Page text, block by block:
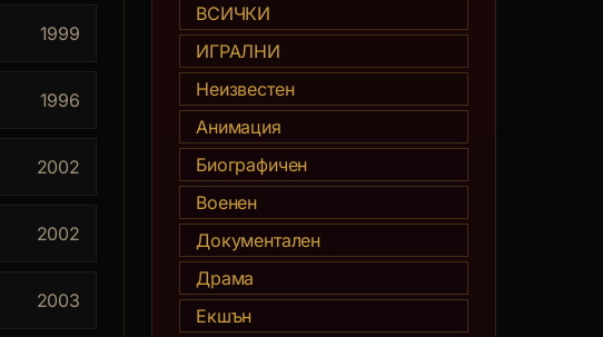
1999
1996
2002
2002
2003
ВСИЧКИ
ИГРАЛНИ
Неизвестен
Анимация
Биографичен
Военен
Документален
Драма
Екшън